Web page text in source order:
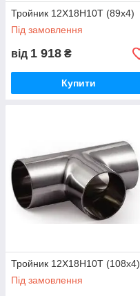
Тройник 12Х18Н10Т (89х4)
Під замовлення
від 1 918 ₴
Купити
Тройник 12Х18Н10Т (108х4)
Під замовлення